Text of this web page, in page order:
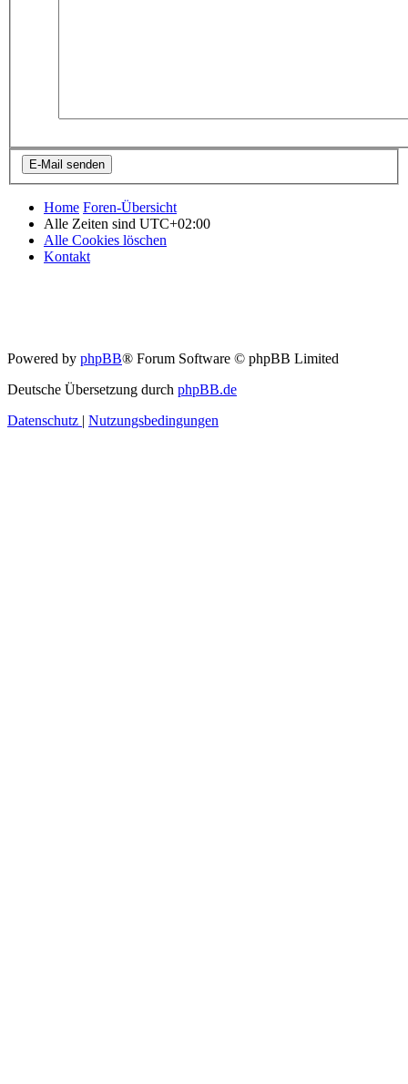
Home Foren-Übersicht
Alle Zeiten sind UTC+02:00
Alle Cookies löschen
Kontakt
Powered by phpBB® Forum Software © phpBB Limited
Deutsche Übersetzung durch phpBB.de
Datenschutz | Nutzungsbedingungen